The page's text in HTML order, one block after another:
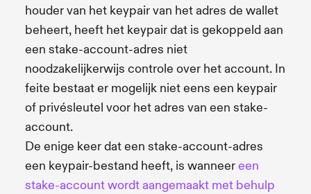
houder van het keypair van het adres de wallet
beheert, heeft het keypair dat is gekoppeld aan
een stake-account-adres niet
noodzakelijkerwijs controle over het account. In
feite bestaat er mogelijk niet eens een keypair
of privésleutel voor het adres van een stake-
account.
De enige keer dat een stake-account-adres
een keypair-bestand heeft, is wanneereen
stake-account wordt aangemaakt met behulp